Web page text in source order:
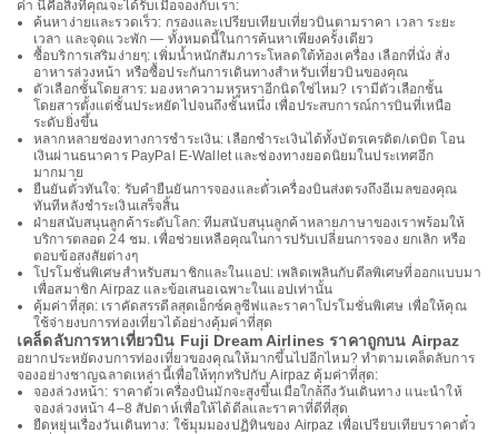
ค่า นี่คือสิ่งที่คุณจะได้รับเมื่อจองกับเรา:
ค้นหาง่ายและรวดเร็ว: กรองและเปรียบเทียบเที่ยวบินตามราคา เวลา ระยะ
เวลา และจุดแวะพัก — ทั้งหมดนี้ในการค้นหาเพียงครั้งเดียว
ซื้อบริการเสริมง่ายๆ: เพิ่มน้ำหนักสัมภาระโหลดใต้ท้องเครื่อง เลือกที่นั่ง สั่ง
อาหารล่วงหน้า หรือซื้อประกันการเดินทางสำหรับเที่ยวบินของคุณ
ตัวเลือกชั้นโดยสาร: มองหาความหรูหราอีกนิดใช่ไหม? เรามีตัวเลือกชั้น
โดยสารตั้งแต่ชั้นประหยัดไปจนถึงชั้นหนึ่ง เพื่อประสบการณ์การบินที่เหนือ
ระดับยิ่งขึ้น
หลากหลายช่องทางการชำระเงิน: เลือกชำระเงินได้ทั้งบัตรเครดิต/เดบิต โอน
เงินผ่านธนาคาร PayPal E-Wallet และช่องทางยอดนิยมในประเทศอีก
มากมาย
ยืนยันตั๋วทันใจ: รับคำยืนยันการจองและตั๋วเครื่องบินส่งตรงถึงอีเมลของคุณ
ทันทีหลังชำระเงินเสร็จสิ้น
ฝ่ายสนับสนุนลูกค้าระดับโลก: ทีมสนับสนุนลูกค้าหลายภาษาของเราพร้อมให้
บริการตลอด 24 ชม. เพื่อช่วยเหลือคุณในการปรับเปลี่ยนการจอง ยกเลิก หรือ
ตอบข้อสงสัยต่างๆ
โปรโมชั่นพิเศษสำหรับสมาชิกและในแอป: เพลิดเพลินกับดีลพิเศษที่ออกแบบมา
เพื่อสมาชิก Airpaz และข้อเสนอเฉพาะในแอปเท่านั้น
คุ้มค่าที่สุด: เราคัดสรรดีลสุดเอ็กซ์คลูซีฟและราคาโปรโมชั่นพิเศษ เพื่อให้คุณ
ใช้จ่ายงบการท่องเที่ยวได้อย่างคุ้มค่าที่สุด
เคล็ดลับการหาเที่ยวบิน Fuji Dream Airlines ราคาถูกบน Airpaz
อยากประหยัดงบการท่องเที่ยวของคุณให้มากขึ้นไปอีกไหม? ทำตามเคล็ดลับการ
จองอย่างชาญฉลาดเหล่านี้เพื่อให้ทุกทริปกับ Airpaz คุ้มค่าที่สุด:
จองล่วงหน้า: ราคาตั๋วเครื่องบินมักจะสูงขึ้นเมื่อใกล้ถึงวันเดินทาง แนะนำให้
จองล่วงหน้า 4–8 สัปดาห์เพื่อให้ได้ดีลและราคาที่ดีที่สุด
ยืดหยุ่นเรื่องวันเดินทาง: ใช้มุมมองปฏิทินของ Airpaz เพื่อเปรียบเทียบราคาตั๋ว